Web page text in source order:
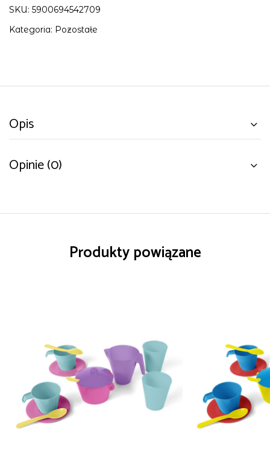
SKU: 5900694542709
Kategoria: Pozostałe
Opis
Opinie (0)
Produkty powiązane